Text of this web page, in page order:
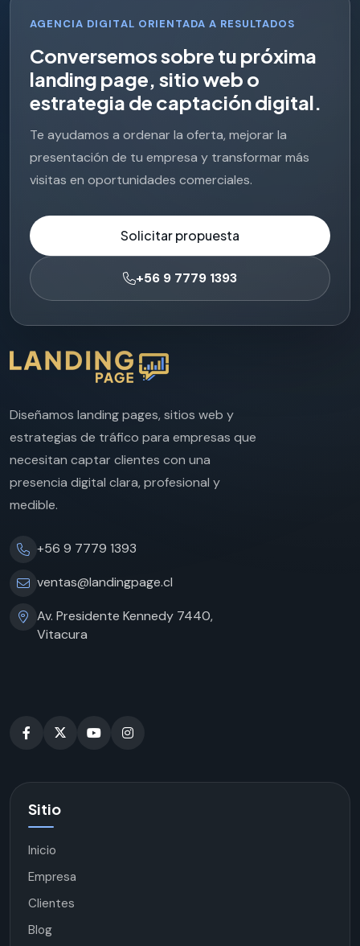
AGENCIA DIGITAL ORIENTADA A RESULTADOS
Conversemossobre tu próxima
landing page, sitioweb o
estrategia de captacióndigital.
Te ayudamos a ordenar la oferta, mejorar la
presentación de tu empresa y transformar más
visitas en oportunidades comerciales.
Solicitar propuesta
+56 9 7779 1393
Diseñamos landing pages, sitios web y
estrategias de tráfico para empresas que
necesitan captar clientes con una
presencia digital clara, profesional y
medible.
+56 9 7779 1393
ventas@landingpage.cl
Av. Presidente Kennedy 7440,
Vitacura
Sitio
Inicio
Empresa
Clientes
Blog